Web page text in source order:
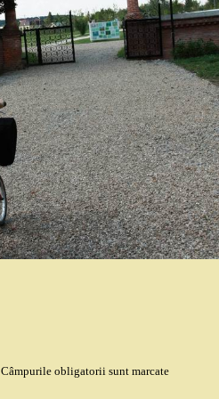
Câmpurile obligatorii sunt marcate